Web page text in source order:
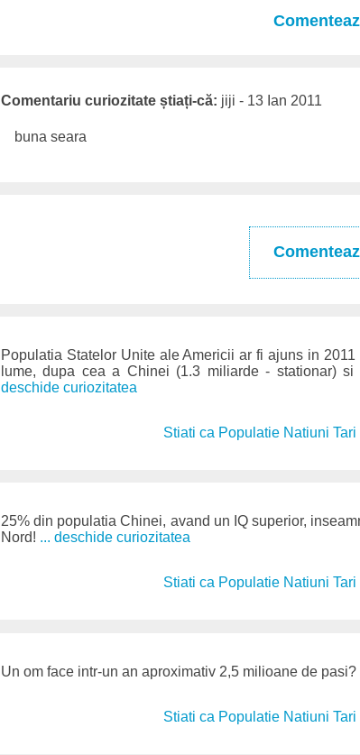
Comentariu curiozitate știați-că: jiji - 13 Ian 2011
buna seara
Populatia Statelor Unite ale Americii ar fi ajuns in
lume, dupa cea a Chinei (1.3 miliarde - stationar)
deschide curiozitatea
Stiati ca Populatie Natiuni Tari
25% din populatia Chinei, avand un IQ superior,
Nord! ... deschide curiozitatea
Stiati ca Populatie Natiuni Tari
Un om face intr-un an aproximativ 2,5 milioane de pasi?
Stiati ca Populatie Natiuni Tari